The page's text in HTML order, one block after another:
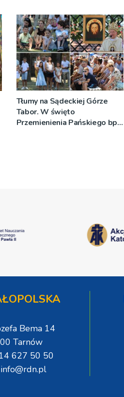
Tłumy na Sądeckiej Górze
Tabor. W święto
Przemienienia Pańskiego bp
Bema 14
Tarnów
627 50 50